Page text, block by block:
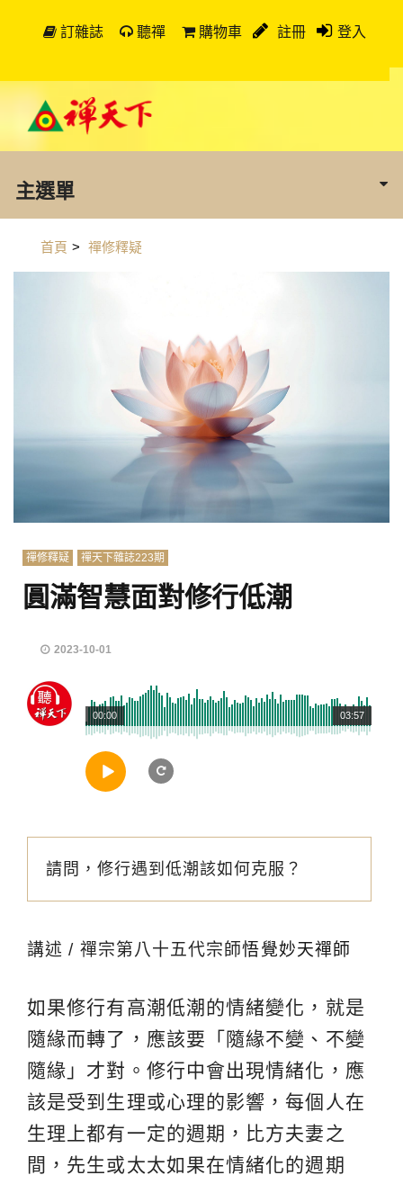
訂雜誌 聽禪 購物車 註冊 登入
主選單
首頁 > 禪修釋疑
禪修釋疑 禪天下雜誌223期
圓滿智慧面對修行低潮
2023-10-01
03:57
00:00
請問，修行遇到低潮該如何克服？
講述 / 禪宗第八十五代宗師悟覺妙天禪師
如果修行有高潮低潮的情緒變化，就是
隨緣而轉了，應該要「隨緣不變、不變
隨緣」才對。修行中會出現情緒化，應
該是受到生理或心理的影響，每個人在
生理上都有一定的週期，比方夫妻之
間，先生或太太如果在情緒化的週期